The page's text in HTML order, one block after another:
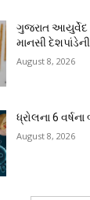
ગુજરાત આયુર્વેદ
માનસી
August 8, 2026
ધ્રોલના 6
August 8, 2026